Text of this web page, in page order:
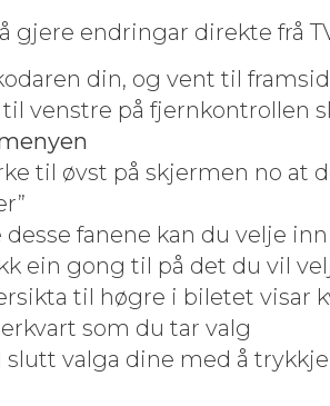
gjere endringar direk­te frå
din, og vent til
til ven­stre på fjernkon­trollen
til øvst på skjer­men no at
desse fanene kan du vel­je
ein gong til på det du vil
til høgre i biletet vis­ar
som du tar valg
slutt val­ga dine med å